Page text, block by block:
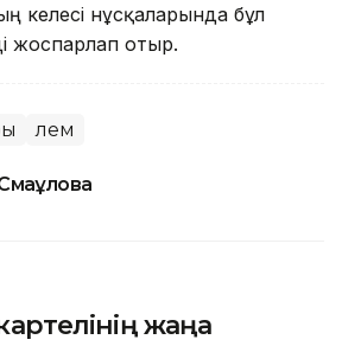
келесі нұсқаларында бұл
жоспарлап отыр.
Әлем
жаңа